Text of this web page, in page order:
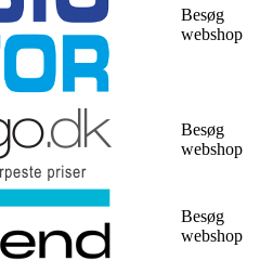
Besøg
webshop
Besøg
webshop
Besøg
webshop